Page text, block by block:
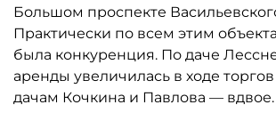
Большом проспекте
Практически по всем этим
была конкуренция. По даче
аренды увеличилась в ходе торгов
дачам Кочкина и Павлова — вдвое.